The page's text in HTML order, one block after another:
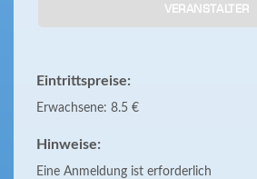
VERANSTALTER
Eintrittspreise:
Erwachsene: 8.5 €
Hinweise:
Eine Anmeldung ist erforderlich